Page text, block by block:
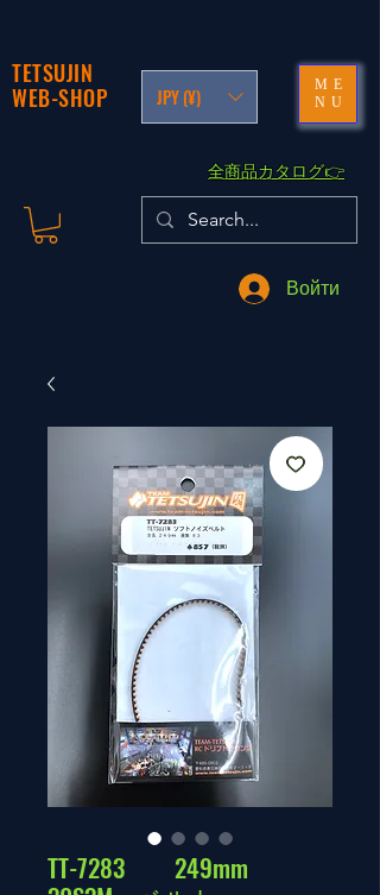
TETSUJIN
WEB-SHOP
JPY (¥)
ME
NU
​全商品カタログ👉
Войти
TT-7283 249mm